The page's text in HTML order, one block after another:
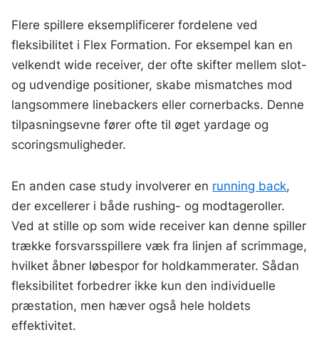
Flere spillere eksemplificerer fordelene ved
fleksibilitet i Flex Formation. For eksempel kan en
velkendt wide receiver, der ofte skifter mellem slot-
og udvendige positioner, skabe mismatches mod
langsommere linebackers eller cornerbacks. Denne
tilpasningsevne fører ofte til øget yardage og
scoringsmuligheder.
En anden case study involverer en running back,
der excellerer i både rushing- og modtageroller.
Ved at stille op som wide receiver kan denne spiller
trække forsvarsspillere væk fra linjen af scrimmage,
hvilket åbner løbespor for holdkammerater. Sådan
fleksibilitet forbedrer ikke kun den individuelle
præstation, men hæver også hele holdets
effektivitet.